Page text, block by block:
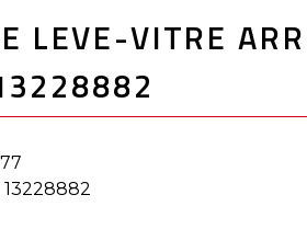
LEVE-VITRE
13228882